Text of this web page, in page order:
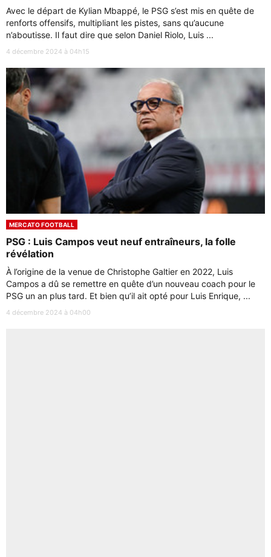
Avec le départ de Kylian Mbappé, le PSG s’est mis en quête de
renforts offensifs, multipliant les pistes, sans qu’aucune
n’aboutisse. Il faut dire que selon Daniel Riolo, Luis ...
4 décembre 2024 à 04h15
MERCATO FOOTBALL
PSG : Luis Campos veut neuf entraîneurs, la folle
révélation
À l’origine de la venue de Christophe Galtier en 2022, Luis
Campos a dû se remettre en quête d’un nouveau coach pour le
PSG un an plus tard. Et bien qu’il ait opté pour Luis Enrique, ...
4 décembre 2024 à 04h00